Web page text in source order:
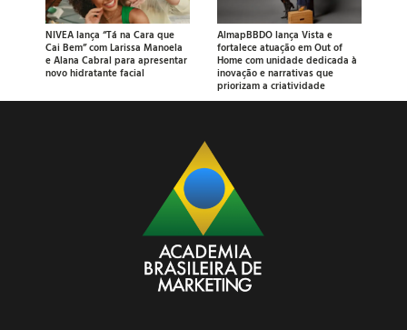
NIVEA lança “Tá na Cara que
Cai Bem” com Larissa Manoela
e Alana Cabral para apresentar
novo hidratante facial
AlmapBBDO lança Vista e
fortalece atuação em Out of
Home com unidade dedicada à
inovação e narrativas que
priorizam a criatividade